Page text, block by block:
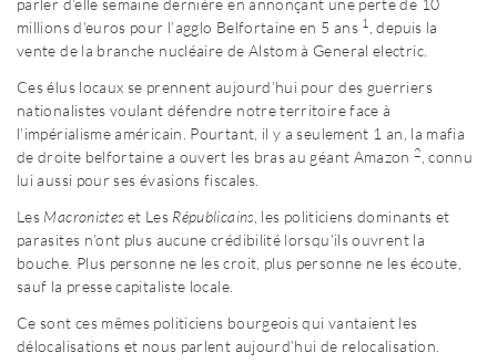
parler d’elle semaine dernière en annonçant une perte de 10
millions d’euros pour l’agglo Belfortaine en 5 ans 1
, depuis la
vente de la branche nucléaire de Alstom à General electric.
Ces élus locaux se prennent aujourd’hui pour des guerriers
nationalistes voulant défendre notre territoire face à
l’impérialisme américain. Pourtant, il y a seulement 1 an, la mafia
de droite belfortaine a ouvert les bras au géant Amazon2 , connu
lui aussi pour ses évasions fiscales.
Les Macronistes et Les Républicains , les politiciens dominants et
parasites n’ont plus aucune crédibilité lorsqu’ils ouvrent la
bouche. Plus personne ne les croit, plus personne ne les écoute,
sauf la presse capitaliste locale.
Ce sont ces mêmes politiciens bourgeois qui vantaient les
délocalisations et nous parlent aujourd’hui de relocalisation.